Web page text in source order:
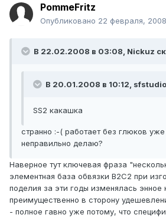
PommeFritz
Опубликовано 22 февраля, 2008
В 22.02.2008 в 03:08, Nickuz
В 20.01.2008 в 10:12, sfstudio
SS2 какашка
странно :-( работает без глюков уже
неправильно делаю?
Наверное тут ключевая фраза
элементная база обвязки B2C2 при
поделия за эти годы изменялась энное
преимущественно в сторону
- полное гавно уже потому, что